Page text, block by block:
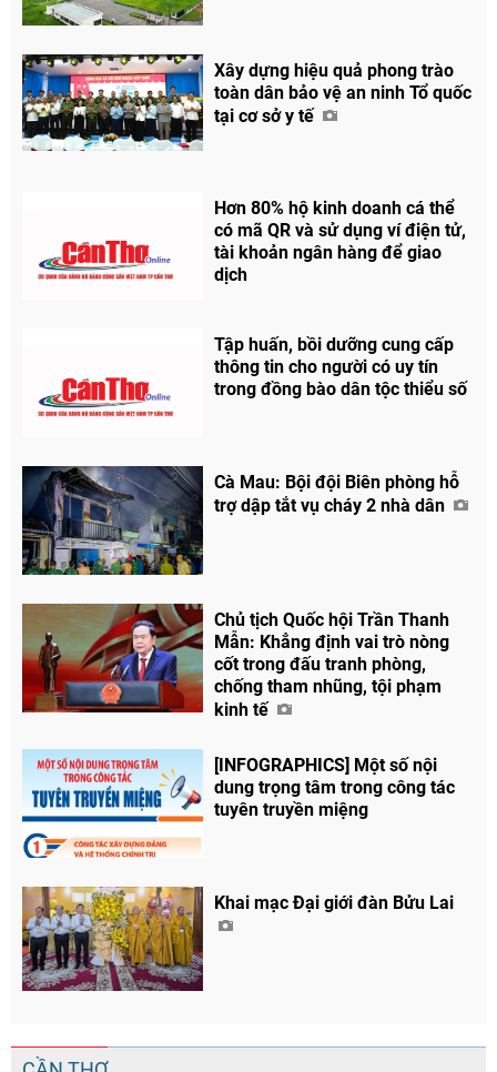
Xây dựng hiệu quả phong trào
toàn dân bảo vệ an ninh Tổ quốc
tại cơ sở y tế
Hơn 80% hộ kinh doanh cá thể
có mã QR và sử dụng ví điện tử,
tài khoản ngân hàng để giao
dịch
Tập huấn, bồi dưỡng cung cấp
thông tin cho người có uy tín
trong đồng bào dân tộc thiểu số
Cà Mau: Bội đội Biên phòng hỗ
trợ dập tắt vụ cháy 2 nhà dân
Chủ tịch Quốc hội Trần Thanh
Mẫn: Khẳng định vai trò nòng
cốt trong đấu tranh phòng,
chống tham nhũng, tội phạm
kinh tế
[INFOGRAPHICS] Một số nội
dung trọng tâm trong công tác
tuyên truyền miệng
Khai mạc Đại giới đàn Bửu Lai